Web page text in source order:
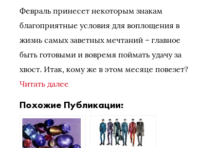
Февраль принесет некоторым знакам
благоприятные условия для воплощения в
жизнь самых заветных мечтаний – главное
быть готовыми и вовремя поймать удачу за
хвост. Итак, кому же в этом месяце повезет?
Читать далее
Похожие Публикации: